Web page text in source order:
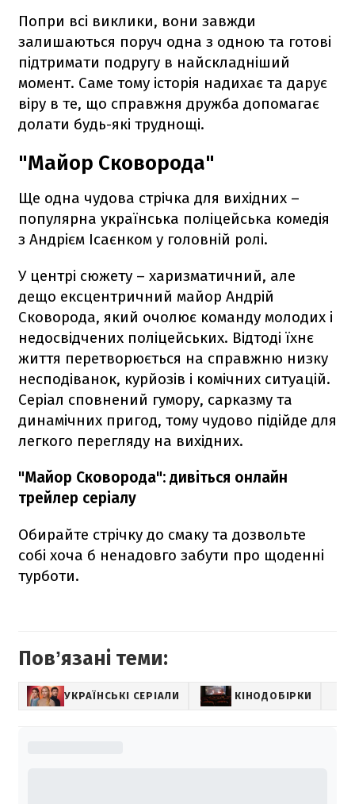
Попри всі виклики, вони завжди
залишаються поруч одна з одною та готові
підтримати подругу в найскладніший
момент. Саме тому історія надихає та дарує
віру в те, що справжня дружба допомагає
долати будь-які труднощі.
"Майор Сковорода"
Ще одна чудова стрічка для вихідних –
популярна українська поліцейська комедія
з Андрієм Ісаєнком у головній ролі.
У центрі сюжету – харизматичний, але
дещо ексцентричний майор Андрій
Сковорода, який очолює команду молодих і
недосвідчених поліцейських. Відтоді їхнє
життя перетворюється на справжню низку
несподіванок, курйозів і комічних ситуацій.
Серіал сповнений гумору, сарказму та
динамічних пригод, тому чудово підійде для
легкого перегляду на вихідних.
"Майор Сковорода": дивіться онлайн
трейлер серіалу
Обирайте стрічку до смаку та дозвольте
собі хоча б ненадовго забути про щоденні
турботи.
Повʼязані теми:
УКРАЇНСЬКІ СЕРІАЛИ КІНОДОБІРКИ